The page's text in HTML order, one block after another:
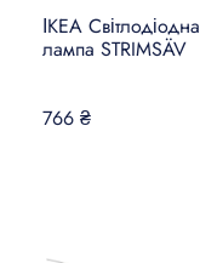
ІКЕА Світлодіодна
лампа STRIMSÄV
766 ₴